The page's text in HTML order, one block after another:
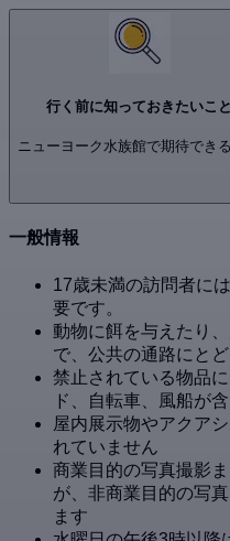
行く前に知っておきたいこと
ニューヨーク水族館で期待でき
一般情報
17歳未満の訪問者に
要です。
動物に餌を与えたり
で、公共の通路にと
禁止されている物品
ド、自転車、風船が
屋内展示物やアクア
れていません
商業目的の写真撮影
が、非商業目的の写
ます